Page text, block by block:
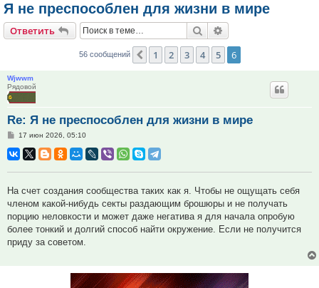
Я не преспособлен для жизни в мире
Ответить Поиск
56 сообщений Пред.
1 2 3 4 5 6
Wjwwm
Рядовой
Re: Я не преспособлен для жизни в мире
Сообщение
17 июн 2026, 05:10
На счет создания сообщества таких как я. Чтобы не ощущать себя
членом какой-нибудь секты раздающим брошюры и не получать
порцию неловкости и может даже негатива я для начала опробую
более тонкий и долгий способ найти окружение. Если не получится
приду за советом.